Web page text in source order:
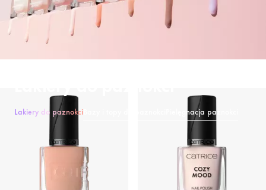
Lakiery do paznokci Pielęgnacja paznokci